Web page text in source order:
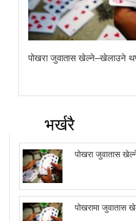
पोखरा जुवातास खेल्ने–खेलाउने
भर्खरै
पोखरा जुवातास
पोखरामा